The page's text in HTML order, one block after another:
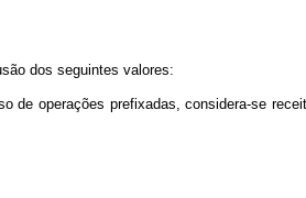
dos seguintes valores:
operações prefixadas, considera-se